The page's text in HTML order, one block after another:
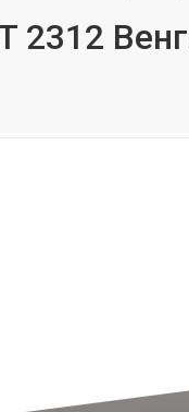
2312